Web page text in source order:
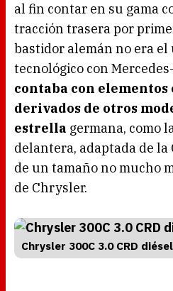
al fin contar en su gama
tracción trasera por
bastidor alemán no era el
tecnológico con
contaba con elementos
derivados de otros
estrella germana, como
delantera, adaptada de la
de un tamaño no mucho
de Chrysler.
Chrysler 300C 3.0 CRD diésel